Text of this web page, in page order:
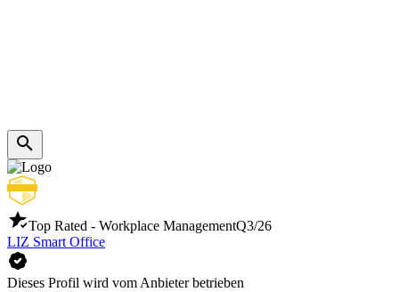
Top Rated - Workplace ManagementQ3/26
LIZ Smart Office
Dieses Profil wird vom Anbieter betrieben